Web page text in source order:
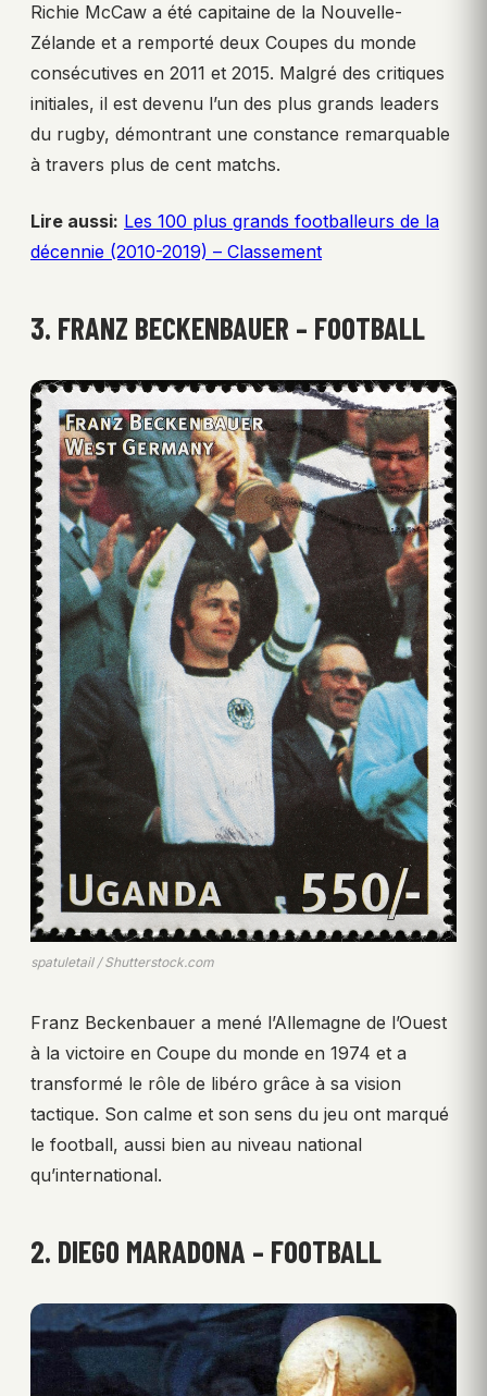
Richie McCaw a été capitaine de la Nouvelle-
Zélande et a remporté deux Coupes du monde
consécutives en 2011 et 2015. Malgré des critiques
initiales, il est devenu l’un des plus grands leaders
du rugby, démontrant une constance remarquable
à travers plus de cent matchs.
Lire aussi: Les 100 plus grands footballeurs de la
décennie (2010-2019) – Classement
3. FRANZ BECKENBAUER – FOOTBALL
spatuletail / Shutterstock.com
Franz Beckenbauer a mené l’Allemagne de l’Ouest
à la victoire en Coupe du monde en 1974 et a
transformé le rôle de libéro grâce à sa vision
tactique. Son calme et son sens du jeu ont marqué
le football, aussi bien au niveau national
qu’international.
2. DIEGO MARADONA – FOOTBALL